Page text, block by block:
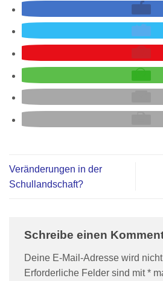
Veränderungen in der
Schullandschaft?
Schreibe einen
Deine E-Mail-Adresse wird
Erforderliche Felder sind mit*